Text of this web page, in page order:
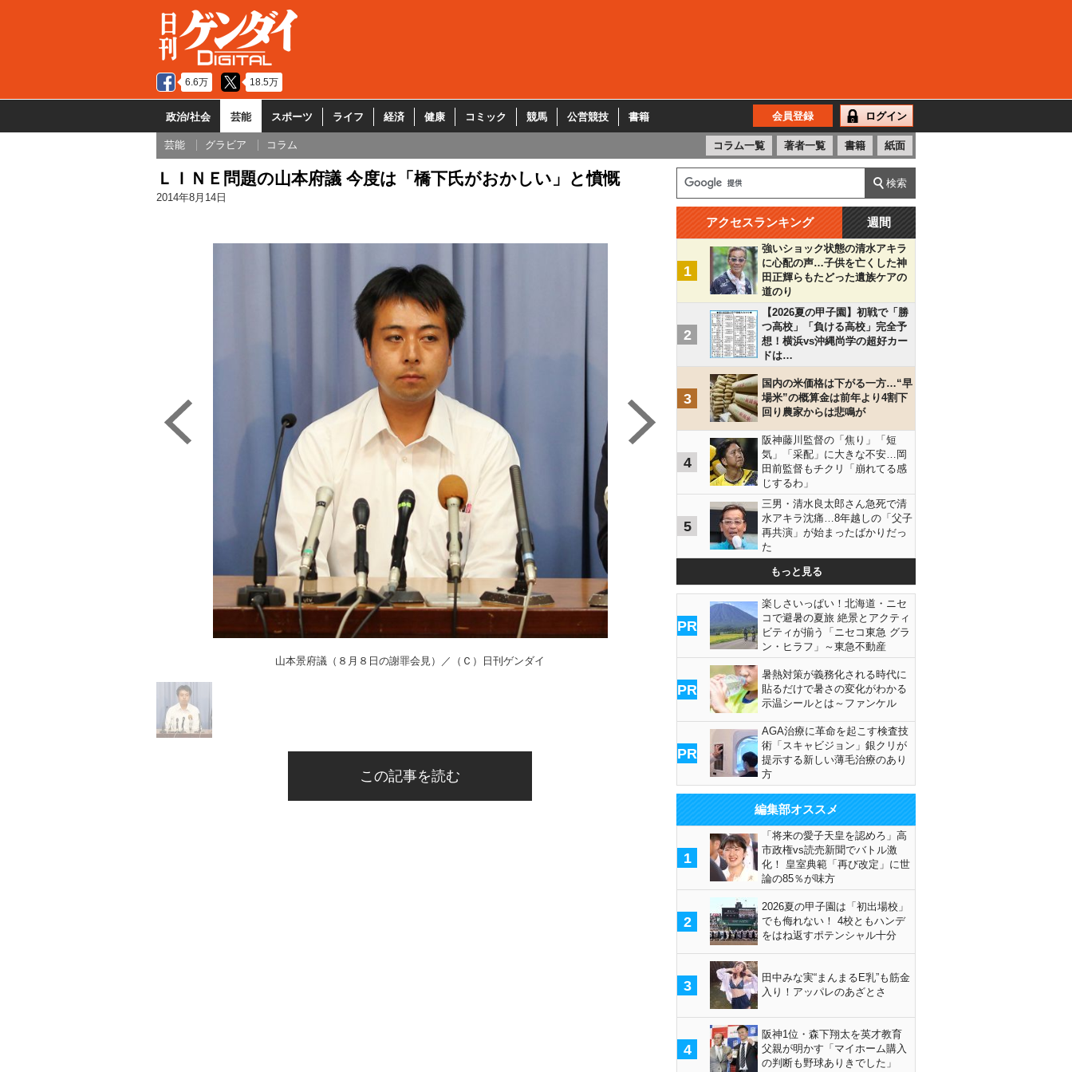
6.6万 18.5万
政治/社会 芸能 スポーツ ライフ 経済 健康 コミック 競馬 公営競技 書籍 会員登録 ログイン
芸能 グラビア コラム コラム一覧 著者一覧 書籍 紙面
ＬＩＮＥ問題の山本府議 今度は「橋下氏がおかしい」と憤慨
2014年8月14日
山本景府議（８月８日の謝罪会見）／（Ｃ）日刊ゲンダイ
この記事を読む
アクセスランキング 週間
1
強いショック状態の清水アキラ
に心配の声…子供を亡くした神
田正輝らもたどった遺族ケアの
道のり
2
【2026夏の甲子園】初戦で「勝
つ高校」「負ける高校」完全予
想！横浜vs沖縄尚学の超好カー
ドは…
3
国内の米価格は下がる一方…“早
場米”の概算金は前年より4割下
回り農家からは悲鳴が
4
阪神藤川監督の「焦り」「短
気」「采配」に大きな不安…岡
田前監督もチクリ「崩れてる感
じするわ」
5
三男・清水良太郎さん急死で清
水アキラ沈痛…8年越しの「父子
再共演」が始まったばかりだっ
た
もっと見る
PR
楽しさいっぱい！北海道・ニセ
コで避暑の夏旅 絶景とアクティ
ビティが揃う「ニセコ東急 グラ
ン・ヒラフ」～東急不動産
PR
暑熱対策が義務化される時代に
貼るだけで暑さの変化がわかる
示温シールとは～ファンケル
PR
AGA治療に革命を起こす検査技
術「スキャビジョン」銀クリが
提示する新しい薄毛治療のあり
方
編集部オススメ
1
「将来の愛子天皇を認めろ」高
市政権vs読売新聞でバトル激
化！ 皇室典範「再び改定」に世
論の85％が味方
2
2026夏の甲子園は「初出場校」
でも侮れない！ 4校ともハンデ
をはね返すポテンシャル十分
3
田中みな実“まんまるE乳”も筋金
入り！アッパレのあざとさ
4
阪神1位・森下翔太を英才教育
父親が明かす「マイホーム購入
の判断も野球ありきでした」